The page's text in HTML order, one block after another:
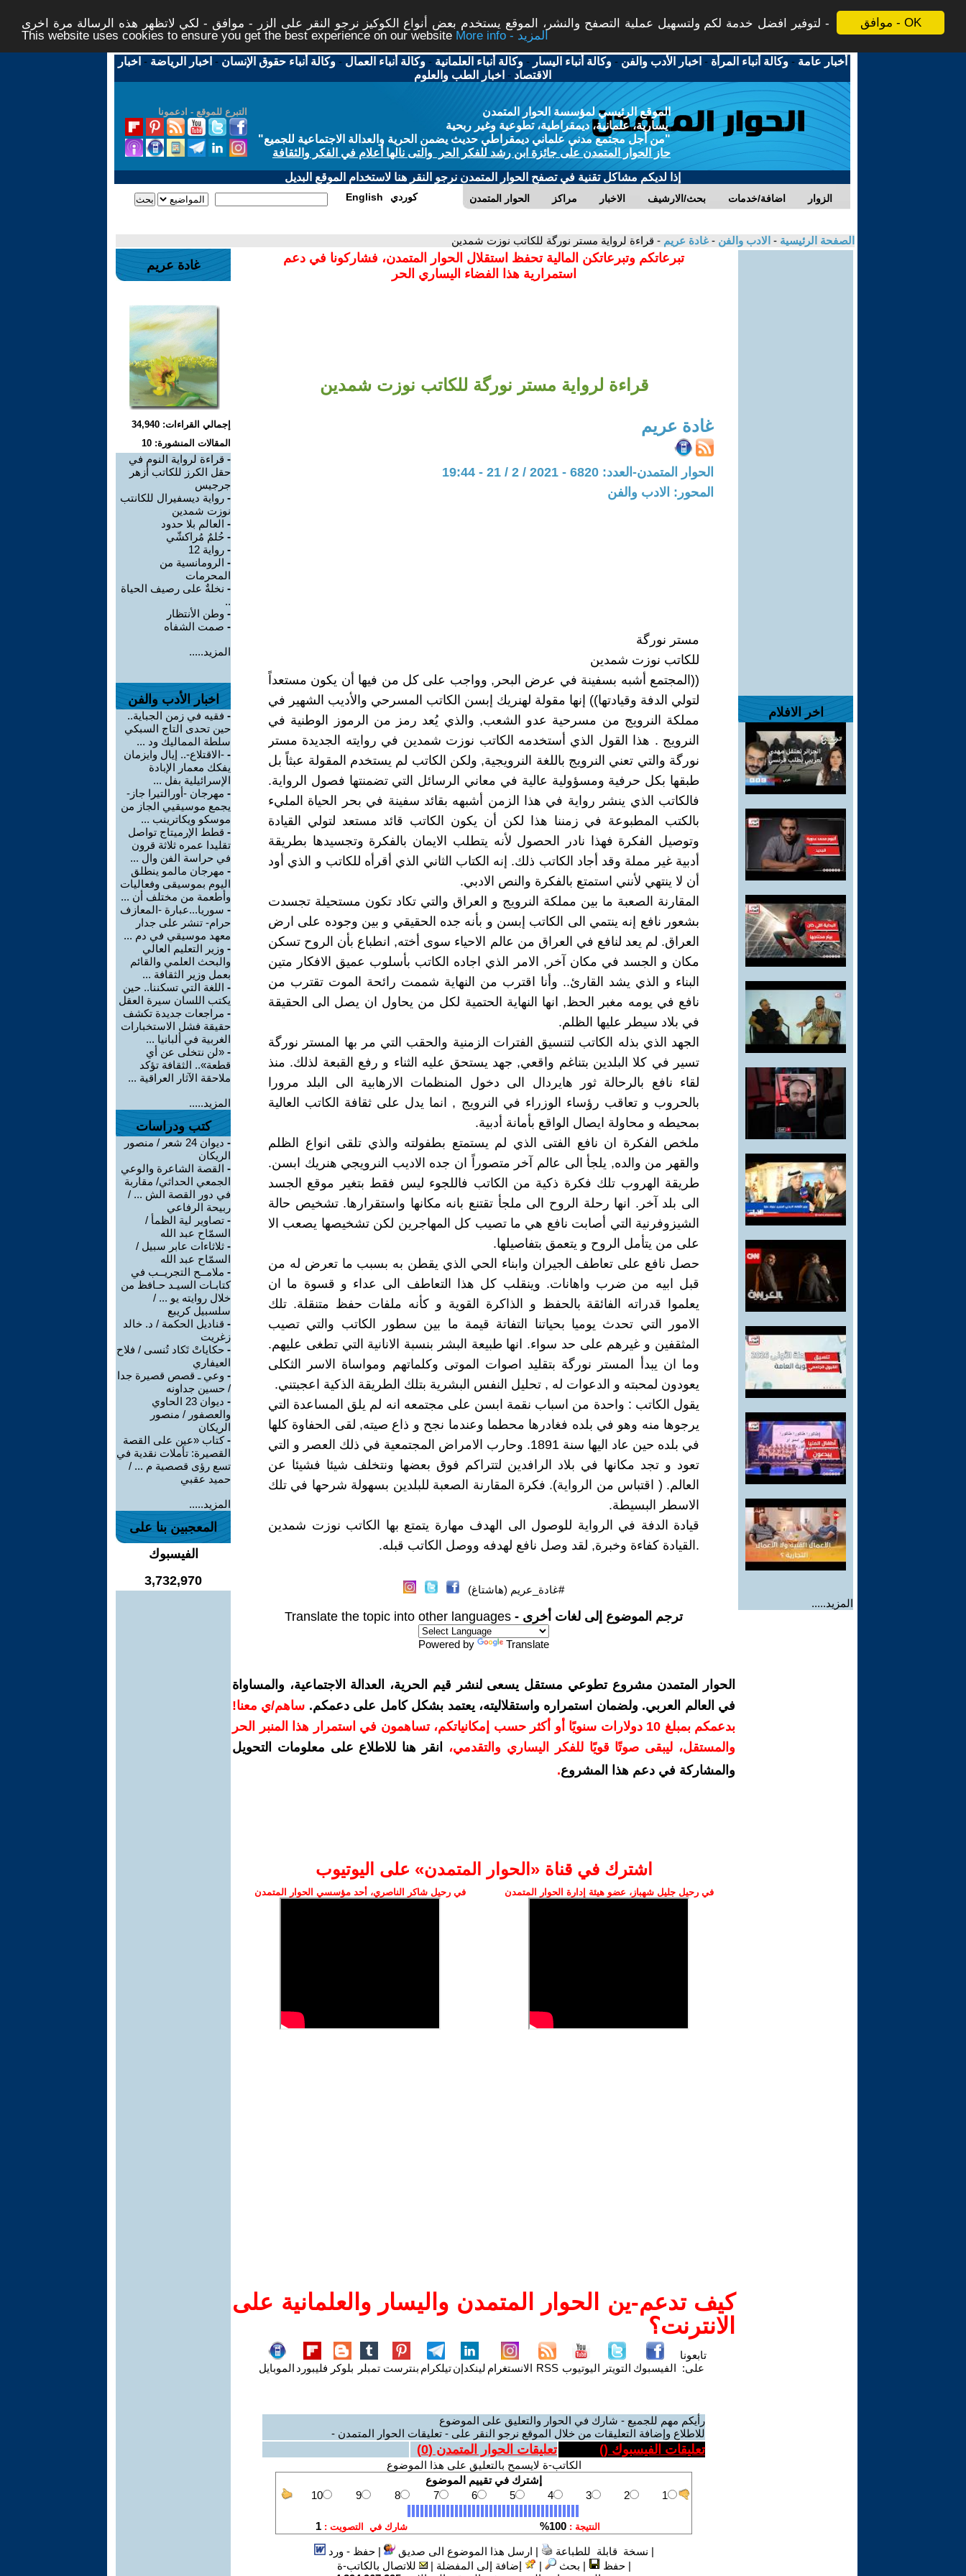
موافق - OK
لتوفير افضل خدمة لكم ولتسهيل عملية التصفح والنشر، الموقع يستخدم بعض أنواع الكوكيز نرجو النقر على الزر - موافق - لكي لاتظهر هذه الرسالة مرة اخرى -
This website uses cookies to ensure you get the best experience on our website
More info - المزيد
أخبار عامة -وكالة أنباء المرأة - اخبار الأدب والفن -وكالة أنباء اليسار -وكالة أنباء العلمانية -وكالة أنباء العمال -وكالة أنباء حقوق الإنسان - اخبار الرياضة - اخبار
الاقتصاد - اخبار الطب والعلوم
التبرع للموقع - ادعمونا
الموقع الرئيسي لمؤسسة الحوار المتمدن
يسارية، علمانية، ديمقراطية، تطوعية وغير ربحية
"من أجل مجتمع مدني علماني ديمقراطي حديث يضمن الحرية والعدالة الاجتماعية للجميع"
حاز الحوار المتمدن على جائزة ابن رشد للفكر الحر والتى نالها أعلام في الفكر والثقافة
إذا لديكم مشاكل تقنية في تصفح الحوار المتمدن نرجو النقر هنا لاستخدام الموقع البديل
الحوار المتمدن مراكز الاخبار بحث/الارشيف اضافة/خدمات الزوار English كوردي
الصفحة الرئيسية - الادب والفن - غادة عريم - قراءة لرواية مستر نورگة للكاتب نوزت شمدين
اخر الافلام
المزيد.....
تبرعاتكم وتبرعاتكن المالية تحفظ استقلال الحوار المتمدن، فشاركونا في دعم
استمرارية هذا الفضاء اليساري الحر
قراءة لرواية مستر نورگة للكاتب نوزت شمدين
غادة عريم
الحوار المتمدن-العدد: 6820 - 2021 / 2 / 21 - 19:44
المحور: الادب والفن
مستر نورگة
للكاتب نوزت شمدين
((المجتمع أشبه بسفينة في عرض البحر, وواجب على كل من فيها أن يكون مستعداً
لتولي الدفة وقيادتها)) إنها مقولة لهنريك إبسن الكاتب المسرحي والأديب الشهير في
مملكة النرويج من مسرحية عدو الشعب, والذي يُعد رمز من الرموز الوطنية في
النرويج . هذا القول الذي أستخدمه الكاتب نوزت شمدين في روايته الجديدة مستر
نورگة والتي تعني النرويج باللغة النرويجية, ولكن الكاتب لم يستخدم المقولة عبثاً بل
طبقها بكل حرفية ومسؤولية عالية في معاني الرسائل التي تضمنتها فصول الرواية.
فالكاتب الذي ينشر رواية في هذا الزمن أشبهه بقائد سفينة في بحر الحياة المليء
بالكتب المطبوعة في زمننا هذا لكن أن يكون الكاتب قائد مستعد لتولي القيادة
وتوصيل الفكرة فهذا نادر الحصول لأنه يتطلب الايمان بالفكرة وتجسيدها بطريقة
أدبية غير مملة وقد أجاد الكاتب ذلك. إنه الكتاب الثاني الذي أقرأه للكاتب و الذي أود
أن لا ينتهي لأنني استمتع بالفكرة والنص الادبي.
المقارنة الصعبة ما بين مملكة النرويج و العراق والتي تكاد تكون مستحيلة تجسدت
بشعور نافع إنه ينتمي الى الكاتب إبسن و بأنه جده الحقيقي و بين وجوده على ارض
العراق. لم يعد لنافع في العراق من عالم الاحياء سوى أخته, انطباع بأن الروح تسكن
مكان و الجسد في مكان آخر, الامر الذي اجاده الكاتب بأسلوب عميق الافكار متين
البناء و الذي يشد القارئ.. وأنا اقترب من النهاية شممت رائحة الموت تقترب من
نافع في يومه مغبر الحظ, انها النهاية الحتمية لكل من يحاول ان يصل الى الحقيقة
في بلاد سيطر عليها الظلم.
الجهد الذي بذله الكاتب لتنسيق الفترات الزمنية والحقب التي مر بها المستر نورگة
تسير في كلا البلدين بتناغم واقعي, جهد يستحق عليه الثناء و رفع القبعة لذلك. منذ
لقاء نافع بالرحالة ثور هايردال الى دخول المنظمات الارهابية الى البلد مرورا
بالحروب و تعاقب رؤساء الوزراء في النرويج , انما يدل على ثقافة الكاتب العالية
بمحيطه و محاولة ايصال الواقع بأمانة أدبية.
ملخص الفكرة ان نافع الفتى الذي لم يستمتع بطفولته والذي تلقى انواع الظلم
والقهر من والده, يلجأ الى عالم آخر متصوراً ان جده الاديب النرويجي هنريك ابسن.
طريقة الهروب تلك فكرة ذكية من الكاتب فاللجوء ليس فقط بتغير موقع الجسد
الى بلد آخر. انها رحلة الروح الى ملجأ تقتنع بانه مكانها واستقرارها. تشخيص حالة
الشيزوفرنية التي أصابت نافع هي ما تصيب كل المهاجرين لكن تشخيصها يصعب الا
على من يتأمل الروح و يتعمق بتفاصيلها.
حصل نافع على تعاطف الجيران وابناء الحي الذي يقطن به بسبب ما تعرض له من
قبل ابيه من ضرب واهانات. وينقلب كل هذا التعاطف الى عداء و قسوة ما ان
يعلموا قدراته الفائقة بالحفظ و الذاكرة القوية و كأنه ملفات حفظ متنقلة. تلك
الامور التي تحدث يوميا بحياتنا التفاتة قيمة ما بين سطور الكاتب والتي تصيب
المثقفين و غيرهم على حد سواء. انها طبيعة البشر بنسبة الانانية التي تطغى عليهم.
وما ان يبدأ المستر نورگة بتقليد اصوات الموتى وكلماتهم ومواساة الاسر الثكلى
يعودون لمحبته و الدعوات له , تحليل النفس البشرية بتلك الطريقة الذكية اعجبتني.
يقول الكاتب : واحدة من اسباب نقمة ابسن على مجتمعه انه لم يلق المساعدة التي
يرجوها منه وهو في بلده فغادرها محطما وعندما نجح و ذاع صيته, لقى الحفاوة كلها
في بلده حين عاد اليها سنة 1891. وحارب الامراض المجتمعية في ذلك العصر و التي
تعود و تجد مكانها في بلاد الرافدين لتتراكم فوق بعضها ونتخلف شيئا فشيئا عن
العالم. ( اقتباس من الرواية). فكرة المقارنة الصعبة للبلدين بسهولة شرحها في تلك
الاسطر البسيطة.
قيادة الدفة في الرواية للوصول الى الهدف مهارة يتمتع بها الكاتب نوزت شمدين
.القيادة كفاءة وخبرة, لقد وصل نافع لهدفه ووصل الكاتب قبله.
#غادة_عريم (هاشتاغ)
ترجم الموضوع إلى لغات أخرى - Translate the topic into other languages
Powered by Translate
الحوار المتمدن مشروع تطوعي مستقل يسعى لنشر قيم الحرية، العدالة الاجتماعية، والمساواة
في العالم العربي. ولضمان استمراره واستقلاليته، يعتمد بشكل كامل على دعمكم. ساهم/ي معنا!
بدعمكم بمبلغ 10 دولارات سنويًا أو أكثر حسب إمكانياتكم، تساهمون في استمرار هذا المنبر الحر
والمستقل، ليبقى صوتًا قويًا للفكر اليساري والتقدمي،
انقر هنا للاطلاع على معلومات التحويل
والمشاركة في دعم هذا المشروع.
اشترك في قناة ‫«الحوار المتمدن» على اليوتيوب
في رحيل جليل شهباز، عضو هيئة إدارة الحوار المتمدن في رحيل شاكر الناصري، أحد مؤسسي الحوار المتمدن
كيف تدعم-ين الحوار المتمدن واليسار والعلمانية على
الانترنت؟
تابعونا
على: الفيسبوك التويتر اليوتيوب RSS الانستغرام لينكدإنتيلكرام بنترست تمبلر بلوكر فليبورد الموبايل
رأيكم مهم للجميع - شارك في الحوار والتعليق على الموضوع
للاطلاع وإضافة التعليقات من خلال الموقع نرجو النقر على - تعليقات الحوار المتمدن -
تعليقات الفيسبوك () تعليقات الحوار المتمدن (0
)
الكاتب-ة لايسمح بالتعليق على هذا الموضوع
| نسخة قابلة للطباعة | ارسل هذا الموضوع الى صديق |حفظ - ورد
|حفظ | بحث | إضافة إلى المفضلة |
للاتصال بالكاتب-ة
غادة عريم
إجمالي القراءات: 34,940
المقالات المنشورة: 10
- قراءة لرواية النوم في
حقل الكرز للكاتب أزهر
جرجيس
- رواية ديسفيرال للكانتب
نوزت شمدين
- العالم بلا حدود
- حُلمٌ مُراكشّي
- رواية 12
- الرومانسية من
المحرمات
- نخلةٌ على رصيف الحياة
..
- وطن الأنتظار
- صمت الشفاه
المزيد.....
اخبار الأدب والفن
- فقيه في زمن الجباية..
حين تحدى التاج السبكي
سلطة المماليك ود ...
- -الاقتلاع-.. إيال وايزمان
يفكك معمار الإبادة
الإسرائيلية بفل ...
- مهرجان -أورالتيرا جاز-
يجمع موسيقيي الجاز من
موسكو ويكاترينب ...
- قطط الإرميتاج تواصل
تقليدا عمره ثلاثة قرون
في حراسة الفن وال ...
- مهرجان مالمو ينطلق
اليوم بموسيقى وفعاليات
وأطعمة من مختلف أن ...
- سوريا...عبارة -المعازف
حرام- تنشر على جدار
معهد موسيقي في دم ...
- وزير التعليم العالي
والبحث العلمي والقائم
بعمل وزير الثقافة ...
- اللغة التي تسكننا.. حين
يكتب اللسان سيرة العقل
- مراجعات جديدة تكشف
حقيقة فشل الاستخبارات
الغربية في ألبانيا ...
- «لن نتخلى عن أي
قطعة».. الثقافة تؤكد
ملاحقة الآثار العراقية ...
المزيد.....
كتب ودراسات
-
ديوان 24 شعر / منصور
الريكان
- القصة الشاعرة والوعي
الجمعي الحداثي/ مقاربة
في دور القصة الش ... /
ربيحة الرفاعي
- تصاوير لية الظمأ /
السمّاح عبد الله
- ثلاثاءات عابر سبيل /
السمّاح عبد الله
- ملامــح التجريــب في
كتابـات السيـد حـافظ من
خلال روايته يو ... /
سلسبيل كريبع
- قناديل الحكمة / د. خالد
زغريت
- حكاياتْ تَكاد تُنسى / فلاح
العيفاري
- وعي ـ قصص قصيرة جدا
/ حسين جداونه
-
ديوان 23 الحاوي
والعصفور / منصور
الريكان
-كتاب «عين على القصة
القصيرة: تأملات نقدية في
تسع رؤى قصصية م ... /
حميد عقبي
المزيد.....
المعجبين بنا على
الفيسبوك
3,732,970